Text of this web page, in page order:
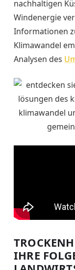
nachhaltigen
Windenergie
Informationen
Klimawandel
Analysen des
IHRE